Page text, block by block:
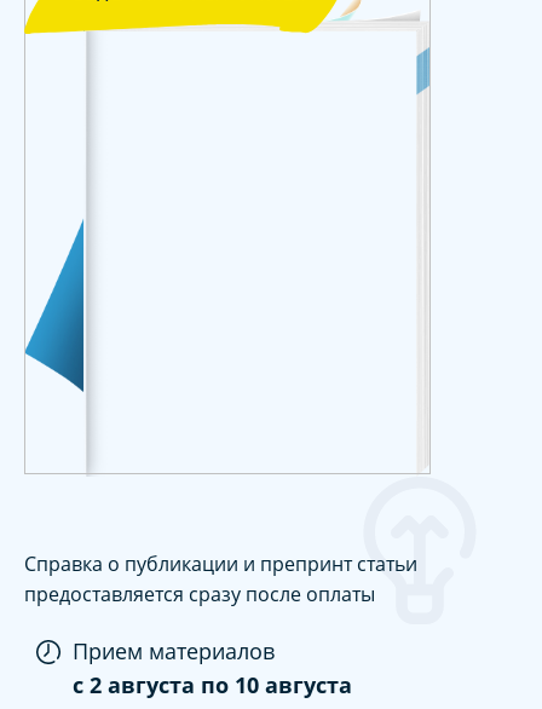
Справка о публикации и препринт статьи
предоставляется сразу после оплаты
Прием материалов
c 2 августа по 10 августа